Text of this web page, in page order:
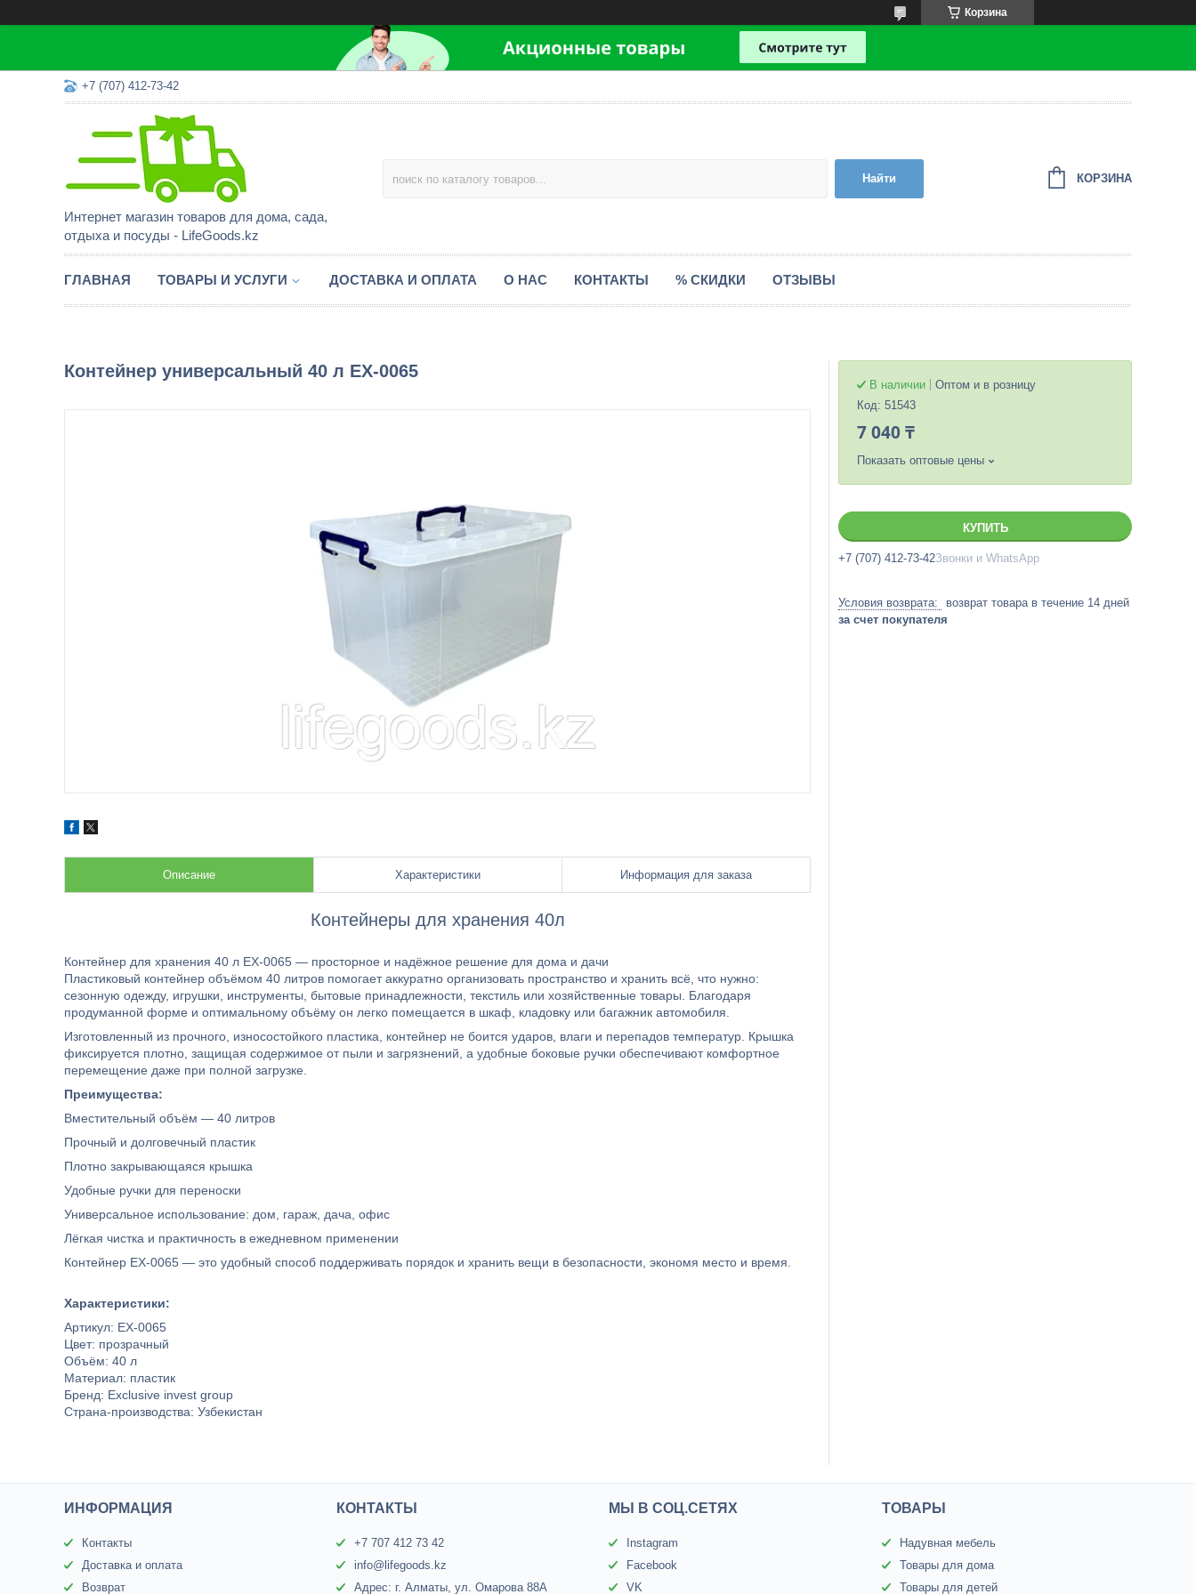
Корзина
+7 (707) 412-73-42
Интернет магазин товаров для дома, сада,
отдыха и посуды - LifeGoods.kz
Найти КОРЗИНА
ГЛАВНАЯ ТОВАРЫ И УСЛУГИ ДОСТАВКА И ОПЛАТА О НАС КОНТАКТЫ % СКИДКИ ОТЗЫВЫ
Контейнер универсальный 40 л EX-0065
Описание Характеристики Информация для заказа
Контейнеры для хранения 40л
Контейнер для хранения 40 л ЕХ-0065 — просторное и надёжное решение для дома и дачи
Пластиковый контейнер объёмом 40 литров помогает аккуратно организовать пространство и хранить всё, что нужно:
сезонную одежду, игрушки, инструменты, бытовые принадлежности, текстиль или хозяйственные товары. Благодаря
продуманной форме и оптимальному объёму он легко помещается в шкаф, кладовку или багажник автомобиля.
Изготовленный из прочного, износостойкого пластика, контейнер не боится ударов, влаги и перепадов температур. Крышка
фиксируется плотно, защищая содержимое от пыли и загрязнений, а удобные боковые ручки обеспечивают комфортное
перемещение даже при полной загрузке.
Преимущества:
Вместительный объём — 40 литров
Прочный и долговечный пластик
Плотно закрывающаяся крышка
Удобные ручки для переноски
Универсальное использование: дом, гараж, дача, офис
Лёгкая чистка и практичность в ежедневном применении
Контейнер ЕХ-0065 — это удобный способ поддерживать порядок и хранить вещи в безопасности, экономя место и время.
Характеристики:
Артикул: ЕХ-0065
Цвет: прозрачный
Объём: 40 л
Материал: пластик
Бренд: Exclusive invest group
Страна-производства: Узбекистан
В наличии
Оптом и в розницу
Код: 51543
7 040 ₸
Показать оптовые цены
КУПИТЬ
+7 (707) 412-73-42Звонки и WhatsApp
возврат товара в течение 14 дней
за счет покупателя
ИНФОРМАЦИЯ
Контакты
Доставка и оплата
Возврат
КОНТАКТЫ
+7 707 412 73 42
info@lifegoods.kz
Адрес: г. Алматы, ул. Омарова 88А
МЫ В СОЦ.СЕТЯХ
Instagram
Facebook
VK
ТОВАРЫ
Надувная мебель
Товары для дома
Товары для детей